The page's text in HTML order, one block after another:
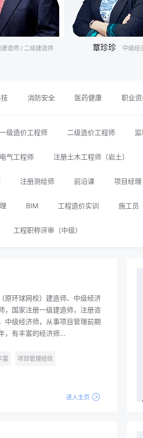
建造师 / 二级建造师 覃珍珍 中级经
消防安全 医药健康 职业
一级造价工程师 二级造价工程师
电气工程师 注册土木工程师（岩土）
注册测绘师 前沿课 项目经理
BIM 工程造价实训 施工员
工程职称评审（中级）
原环球网校）建造师、中级经济
，国家注册一级建造师，注册咨
中级经济师，从事项目管理前期
，有丰富的经济师...
富 项目管理经验
进入主页